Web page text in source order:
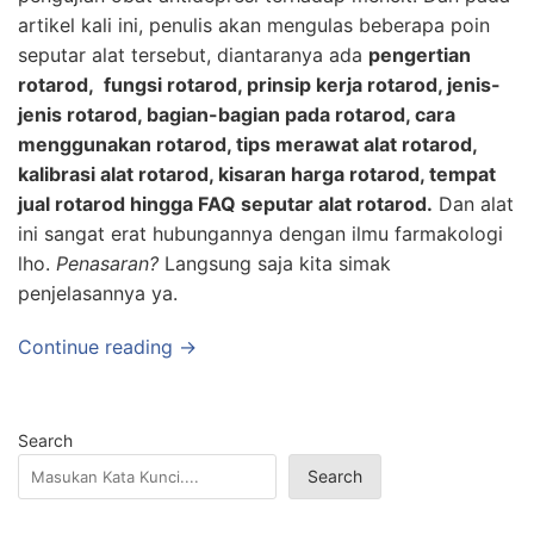
artikel kali ini, penulis akan mengulas beberapa poin
seputar alat tersebut, diantaranya ada pengertian
rotarod, fungsi rotarod, prinsip kerja rotarod, jenis-
jenis rotarod, bagian-bagian pada rotarod, cara
menggunakan rotarod, tips merawat alat rotarod,
kalibrasi alat rotarod, kisaran harga rotarod, tempat
jual rotarod hingga FAQ seputar alat rotarod. Dan alat
ini sangat erat hubungannya dengan ilmu farmakologi
lho. Penasaran? Langsung saja kita simak
penjelasannya ya.
Continue reading →
Search
Search